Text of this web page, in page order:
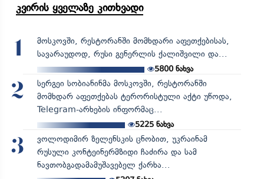
კვირის ყველაზე კითხვადი
1
მოსკოვში, რესტორანში მომხდარი აფეთქებისას,
სავარაუდოდ, რუსი გენერლის ქალიშვილი და...
5800ნახვა
2
სერგეი სობიანინმა მოსკოვში, რესტორანში
მომხდარ აფეთქებას ტერორისტული აქტი უწოდა,
Telegram-არხების ინფორმაც...
5225ნახვა
3
ვოლოდიმირ ზელენსკის ცნობით, უკრაინამ
რუსული კონტეინერმზიდი ჩაძირა და სამ
ნავთობგადამამუშავებელ ქარხა...